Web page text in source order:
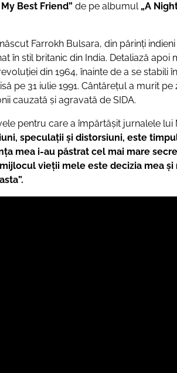
My Best Friend” de pe albumul „A
Farrokh Bulsara, din părinți
în stil britanic din India. Detaliază apoi
din 1964, înainte de a se stabili
pe 31 iulie 1991. Cântărețul a murit pe
cauzată şi agravată de SIDA.
pentru care a împărtășit jurnalele
speculații și distorsiuni, este
mea i-au păstrat cel mai mare
vieții mele este decizia mea și